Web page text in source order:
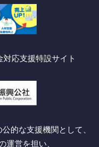
応支援特設サイト
的な支援機関として、
運営を担い、